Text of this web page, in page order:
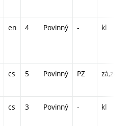
en 4 Povinný - kl
cs 5 Povinný PZ zá,zk
cs 3 Povinný - kl